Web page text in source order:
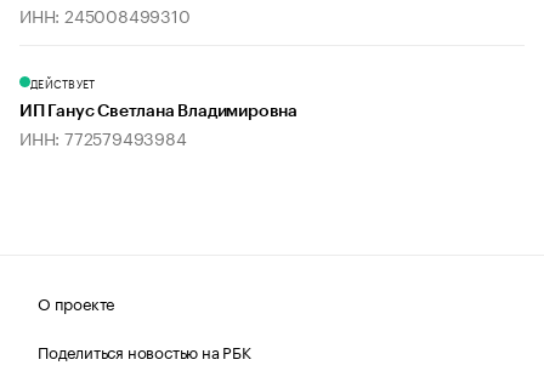
ИНН: 245008499310
ДЕЙСТВУЕТ
ИП Ганус Светлана Владимировна
ИНН: 772579493984
О проекте
Поделиться новостью на РБК